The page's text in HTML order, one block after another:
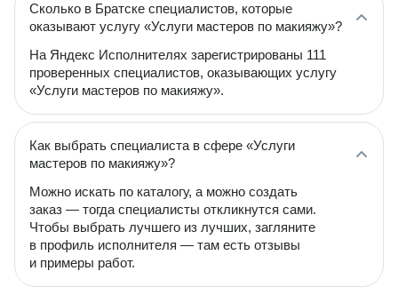
Сколько в Братске специалистов, которые
оказывают услугу «Услуги мастеров по макияжу»?
На Яндекс Исполнителях зарегистрированы 111
проверенных специалистов, оказывающих услугу
«Услуги мастеров по макияжу».
Как выбрать специалиста в сфере «Услуги
мастеров по макияжу»?
Можно искать по каталогу, а можно создать
заказ — тогда специалисты откликнутся сами.
Чтобы выбрать лучшего из лучших, загляните
в профиль исполнителя — там есть отзывы
и примеры работ.